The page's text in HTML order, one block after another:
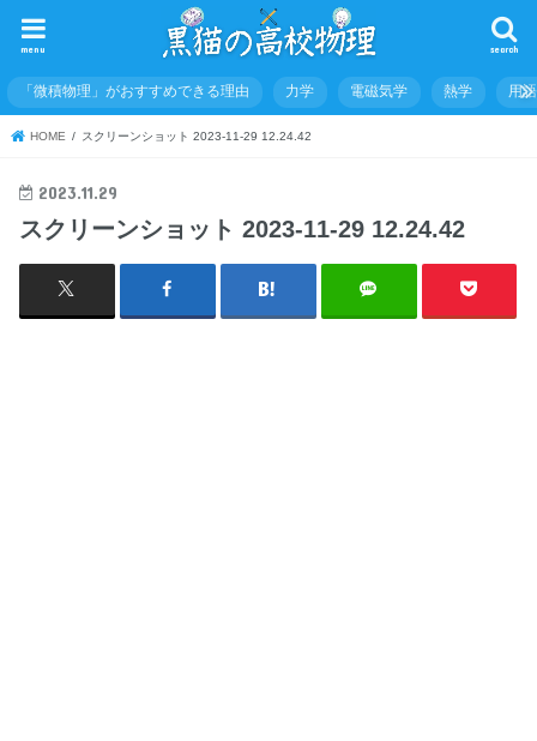
search
menu
「微積物理」がおすすめできる理由 力学 電磁気学 熱学 用
HOME スクリーンショット 2023-11-29 12.24.42
2023.11.29
スクリーンショット 2023-11-29 12.24.42